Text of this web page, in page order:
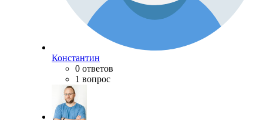
Константин
0 ответов
1 вопрос